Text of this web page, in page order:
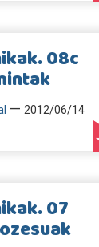
08c
— 2012/06/14
07